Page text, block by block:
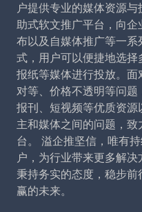
户提供专业的媒体资源
助式软文推广平台，向
布以及自媒体推广等一
式，用户可以便捷地选择
报纸等媒体进行投放。
对等、价格不透明等问题
报刊、短视频等优质资
主和媒体之间的问题，
台。 溢企推坚信，唯有
户，为行业带来更多解
秉持务实的态度，稳步
赢的未来。